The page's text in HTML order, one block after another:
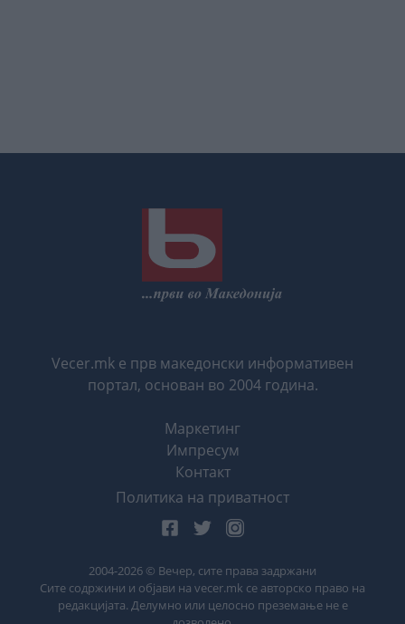
Vecer.mk е прв македонски информативен
портал, основан во 2004 година.
Маркетинг
Импресум
Контакт
Политика на приватност
2004-2026 © Вечер, сите права задржани
Сите содржини и објави на vecer.mk се авторско право на
редакцијата. Делумно или целосно преземање не е